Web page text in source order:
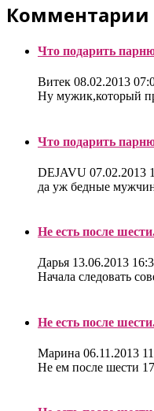
Комментарии
Что подарить
Витек 08.02.2013
Ну мужик,который
Что подарить
DEJAVU 07.02.2013
да уж бедные
Не есть после
Дарья 13.06.2013
Начала следовать
Не есть после
Марина 06.11.2013
Не ем после шести